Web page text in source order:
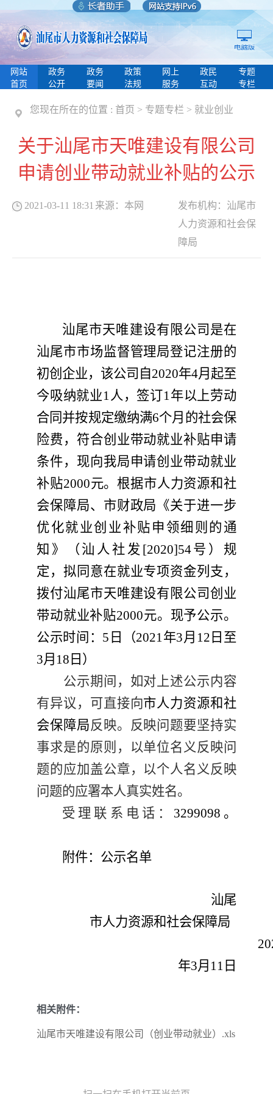
网站
首页
政务
公开
政务
要闻
政策
法规
网上
服务
政民
互动
专题
专栏
您现在所在的位置 : 首页 > 专题专栏 > 就业创业
关于汕尾市天唯建设有限公司
申请创业带动就业补贴的公示
2021-03-11 18:31 来源： 本网 发布机构： 汕尾市
人力资源和社会保
障局
汕尾市天唯建设有限公司是在
汕尾市市场监督管理局登记注册的
初创企业，该公司 自2020年4月 起至
今吸纳就业1人，签订1年以上劳动
合同并按规定缴纳满6个月的社会保
险费，符合创业带动就业补贴申请
条件，现向我局申请创业带动就业
补贴2000元。根据市人力资源和社
会保障局、市财政局《关于进一步
优化就业创业补贴申领细则 的通
知》（汕人社发 [2020]54号）规
定，拟同意在就业专项资金列支，
拨付汕尾市天唯建设有限公司创业
带动就业补贴2000元。现予公示。
公示时间： 5 日（2021年3月 12 日至
3月 18 日）
公示期间，如对上述公示内容
有异议，可直接向市人力资源和社
会保障局反映。反映问题要坚持实
事求是的原则，以单位名义反映问
题的应加盖公章，以个人名义反映
问题的应署本人真实姓名。
受理联系电话： 3299098 。
附件：公示名单
汕尾
市人力资源和社会保障局
20
年3月 11 日
相关附件：
汕尾市天唯建设有限公司（创业带动就业）.xls